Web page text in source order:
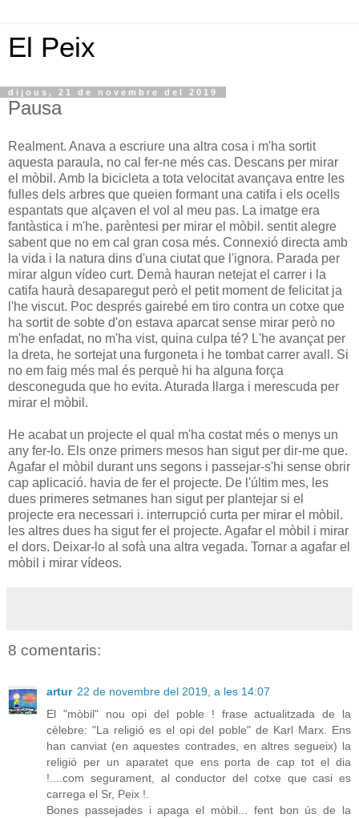
El Peix
dijous, 21 de novembre del 2019
Pausa
Realment. Anava a escriure una altra cosa i m'ha sortit
aquesta paraula, no cal fer-ne més cas. Descans per mirar
el mòbil. Amb la bicicleta a tota velocitat avançava entre les
fulles dels arbres que queien formant una catifa i els ocells
espantats que alçaven el vol al meu pas. La imatge era
fantàstica i m'he. parèntesi per mirar el mòbil. sentit alegre
sabent que no em cal gran cosa més. Connexió directa amb
la vida i la natura dins d'una ciutat que l'ignora. Parada per
mirar algun vídeo curt. Demà hauran netejat el carrer i la
catifa haurà desaparegut però el petit moment de felicitat ja
l'he viscut. Poc després gairebé em tiro contra un cotxe que
ha sortit de sobte d'on estava aparcat sense mirar però no
m'he enfadat, no m'ha vist, quina culpa té? L'he avançat per
la dreta, he sortejat una furgoneta i he tombat carrer avall. Si
no em faig més mal és perquè hi ha alguna força
desconeguda que ho evita. Aturada llarga i merescuda per
mirar el mòbil.
He acabat un projecte el qual m'ha costat més o menys un
any fer-lo. Els onze primers mesos han sigut per dir-me que.
Agafar el mòbil durant uns segons i passejar-s'hi sense obrir
cap aplicació. havia de fer el projecte. De l'últim mes, les
dues primeres setmanes han sigut per plantejar si el
projecte era necessari i. interrupció curta per mirar el mòbil.
les altres dues ha sigut fer el projecte. Agafar el mòbil i mirar
el dors. Deixar-lo al sofà una altra vegada. Tornar a agafar el
mòbil i mirar vídeos.
8 comentaris:
artur 22 de novembre del 2019, a les 14:07
El "mòbil" nou opi del poble ! frase actualitzada de la
cèlebre: "La religió es el opi del poble" de Karl Marx. Ens
han canviat (en aquestes contrades, en altres segueix) la
religió per un aparatet que ens porta de cap tot el dia
!....com segurament, al conductor del cotxe que casi es
carrega el Sr, Peix !.
Bones passejades i apaga el mòbil... fent bon ús de la